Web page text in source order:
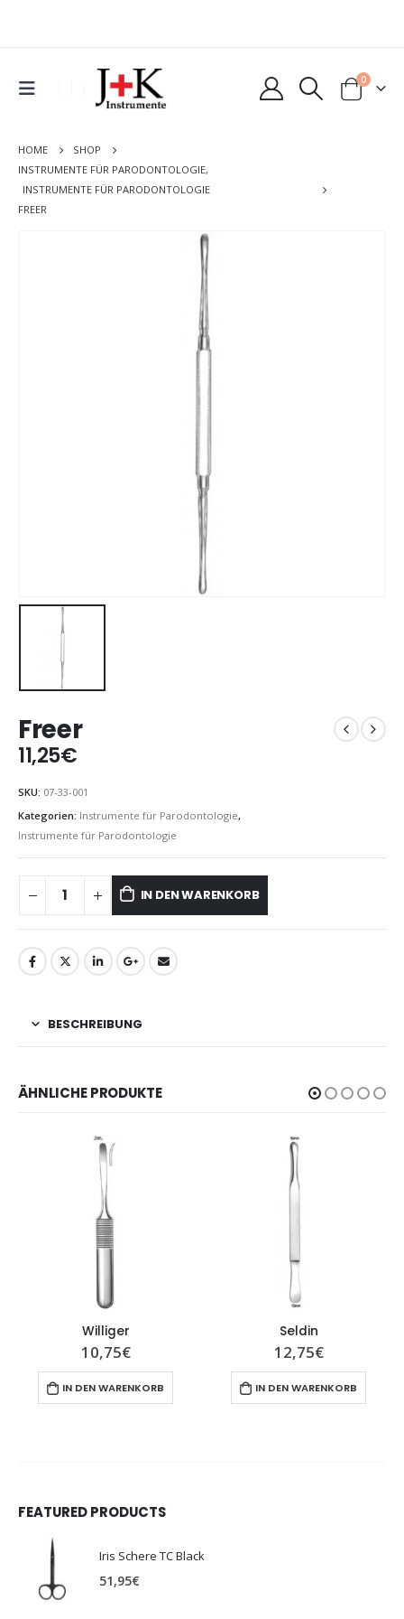
0
HOME
SHOP
INSTRUMENTE FÜR PARODONTOLOGIE,
INSTRUMENTE FÜR PARODONTOLOGIE
FREER
Freer
11,25€
SKU: 07-33-001
Kategorien: Instrumente für Parodontologie,
Instrumente für Parodontologie
IN DEN WARENKORB
BESCHREIBUNG
ÄHNLICHE PRODUKTE
Williger
10,75€
IN DEN WARENKORB
Seldin
12,75€
IN DEN WARENKORB
FEATURED PRODUCTS
Iris Schere TC Black
51,95€